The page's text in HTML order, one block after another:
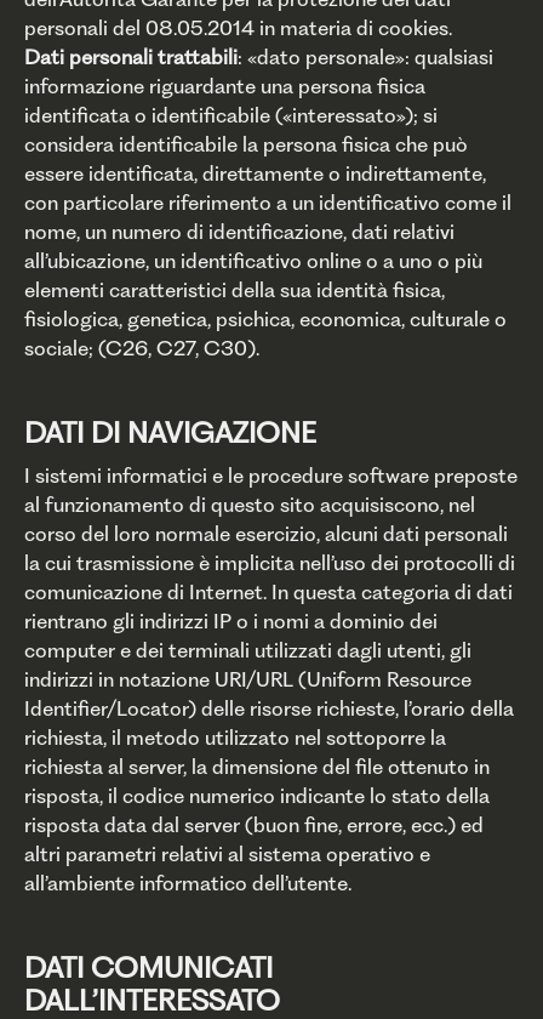
personali del 08.05.2014 in materia di cookies.
Dati personali trattabili: «dato personale»: qualsiasi
informazione riguardante una persona fisica
identificata o identificabile («interessato»); si
considera identificabile la persona fisica che può
essere identificata, direttamente o indirettamente,
con particolare riferimento a un identificativo come il
nome, un numero di identificazione, dati relativi
all’ubicazione, un identificativo online o a uno o più
elementi caratteristici della sua identità fisica,
fisiologica, genetica, psichica, economica, culturale o
sociale; (C26, C27, C30).
DATI DI NAVIGAZIONE
I sistemi informatici e le procedure software preposte
al funzionamento di questo sito acquisiscono, nel
corso del loro normale esercizio, alcuni dati personali
la cui trasmissione è implicita nell’uso dei protocolli di
comunicazione di Internet. In questa categoria di dati
rientrano gli indirizzi IP o i nomi a dominio dei
computer e dei terminali utilizzati dagli utenti, gli
indirizzi in notazione URI/URL (Uniform Resource
Identifier/Locator) delle risorse richieste, l’orario della
richiesta, il metodo utilizzato nel sottoporre la
richiesta al server, la dimensione del file ottenuto in
risposta, il codice numerico indicante lo stato della
risposta data dal server (buon fine, errore, ecc.) ed
altri parametri relativi al sistema operativo e
all’ambiente informatico dell’utente.
DATI COMUNICATI
DALL’INTERESSATO